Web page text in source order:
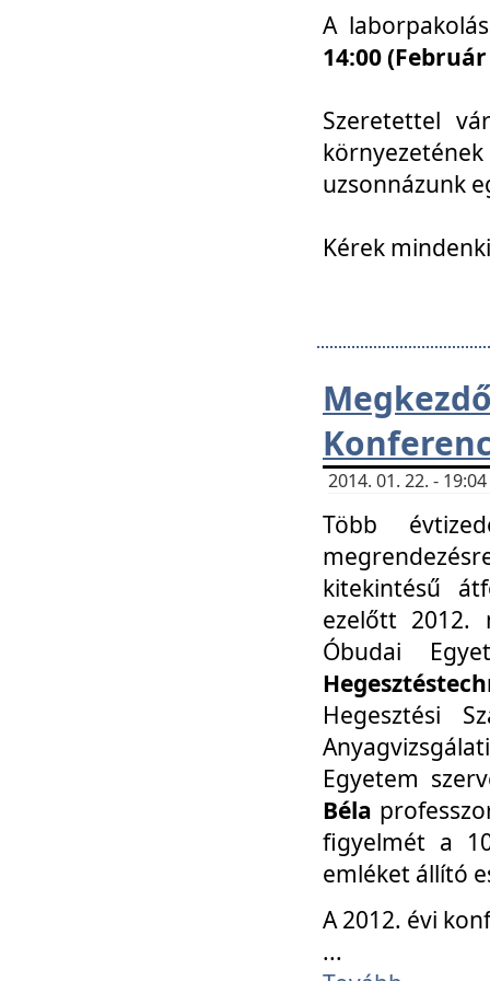
A
14:00
Szeretettel
uzsonnázunk
Kérek
2014. 01. 22. -
Több
kitekintésű
ezelőtt 2012.
Óbudai
Hegesztési
Egyetem
Béla
figyelmét a
emléket állító
A 2012. évi
...